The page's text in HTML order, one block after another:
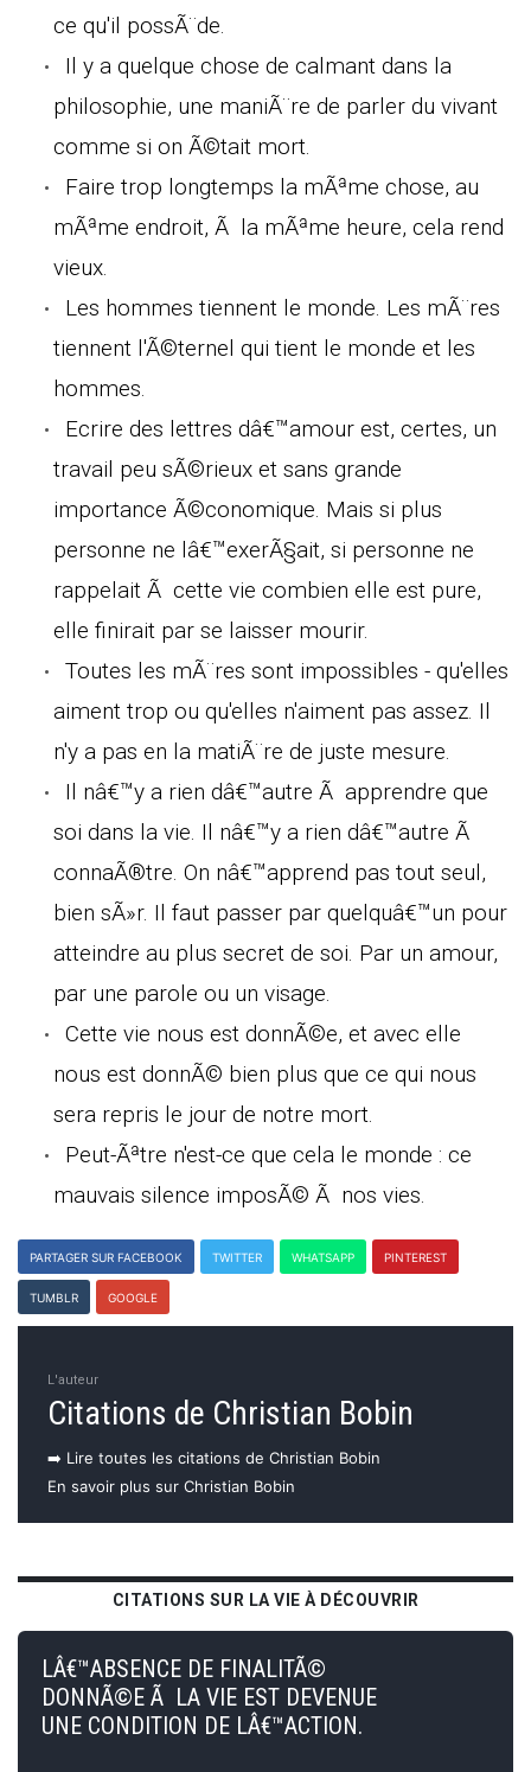
ce qu'il possÃ¨de.
Il y a quelque chose de calmant dans la
philosophie, une maniÃ¨re de parler du vivant
comme si on Ã©tait mort.
Faire trop longtemps la mÃªme chose, au
mÃªme endroit, Ã la mÃªme heure, cela rend
vieux.
Les hommes tiennent le monde. Les mÃ¨res
tiennent l'Ã©ternel qui tient le monde et les
hommes.
Ecrire des lettres dâ€™amour est, certes, un
travail peu sÃ©rieux et sans grande
importance Ã©conomique. Mais si plus
personne ne lâ€™exerÃ§ait, si personne ne
rappelait Ã cette vie combien elle est pure,
elle finirait par se laisser mourir.
Toutes les mÃ¨res sont impossibles - qu'elles
aiment trop ou qu'elles n'aiment pas assez. Il
n'y a pas en la matiÃ¨re de juste mesure.
Il nâ€™y a rien dâ€™autre Ã apprendre que
soi dans la vie. Il nâ€™y a rien dâ€™autre Ã
connaÃ®tre. On nâ€™apprend pas tout seul,
bien sÃ»r. Il faut passer par quelquâ€™un pour
atteindre au plus secret de soi. Par un amour,
par une parole ou un visage.
Cette vie nous est donnÃ©e, et avec elle
nous est donnÃ© bien plus que ce qui nous
sera repris le jour de notre mort.
Peut-Ãªtre n'est-ce que cela le monde : ce
mauvais silence imposÃ© Ã nos vies.
PARTAGER SUR FACEBOOK TWITTER WHATSAPP PINTEREST
TUMBLR GOOGLE
L'auteur
Citations de Christian Bobin
➡️ Lire toutes les citations de Christian Bobin
En savoir plus sur Christian Bobin
CITATIONS SUR LA VIE À DÉCOUVRIR
LÂ€™ABSENCE DE FINALITÃ©
DONNÃ©E Ã LA VIE EST DEVENUE
UNE CONDITION DE LÂ€™ACTION.